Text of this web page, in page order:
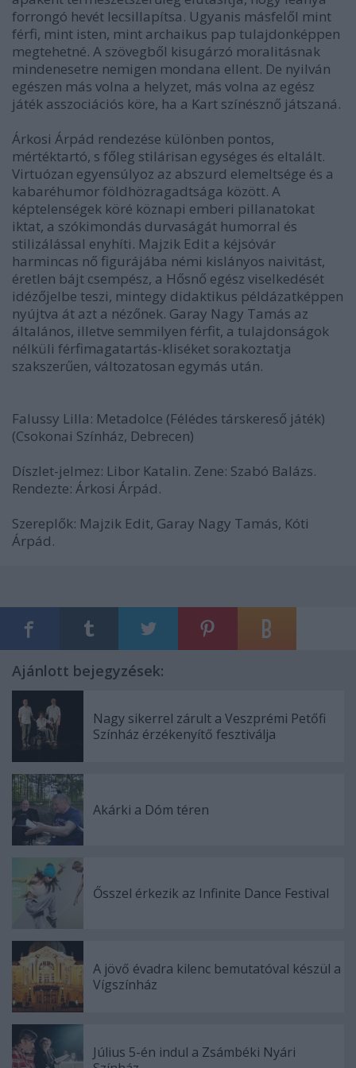
forrongó hevét lecsillapítsa. Ugyanis másfelől mint
férfi, mint isten, mint archaikus pap tulajdonképpen
megtehetné. A szövegből kisugárzó moralitásnak
mindenesetre nemigen mondana ellent. De nyilván
egészen más volna a helyzet, más volna az egész
játék asszociációs köre, ha a Kart színésznő játszaná.
Árkosi Árpád rendezése különben pontos,
mértéktartó, s főleg stilárisan egységes és eltalált.
Virtuózan egyensúlyoz az abszurd elemeltsége és a
kabaréhumor földhözragadtsága között. A
képtelenségek köré köznapi emberi pillanatokat
iktat, a szókimondás durvaságát humorral és
stilizálással enyhíti. Majzik Edit a kéjsóvár
harmincas nő figurájába némi kislányos naivitást,
éretlen bájt csempész, a Hősnő egész viselkedését
idézőjelbe teszi, mintegy didaktikus példázatképpen
nyújtva át azt a nézőnek. Garay Nagy Tamás az
általános, illetve semmilyen férfit, a tulajdonságok
nélküli férfimagatartás-kliséket sorakoztatja
szakszerűen, változatosan egymás után.
Falussy Lilla: Metadolce (Félédes társkereső játék)
(Csokonai Színház, Debrecen)
Díszlet-jelmez: Libor Katalin. Zene: Szabó Balázs.
Rendezte: Árkosi Árpád.
Szereplők: Majzik Edit, Garay Nagy Tamás, Kóti
Árpád.
Ajánlott bejegyzések:
Nagy sikerrel zárult a Veszprémi Petőfi
Színház érzékenyítő fesztiválja
Akárki a Dóm téren
Ősszel érkezik az Infinite Dance Festival
A jövő évadra kilenc bemutatóval készül a
Vígszínház
Július 5-én indul a Zsámbéki Nyári